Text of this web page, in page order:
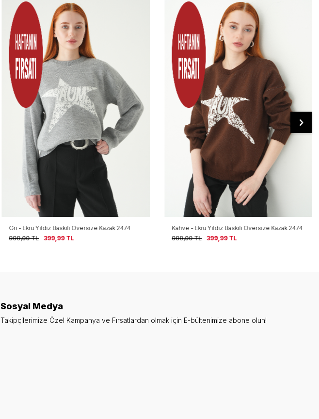
Gri - Ekru Yıldız Baskılı Oversize Kazak 2474
999,00TL 399,99TL
Kahve - Ekru Yıldız Baskılı Oversize Kazak 2474
999,00TL 399,99TL
Sosyal Medya
Takipçilerimize Özel Kampanya ve Fırsatlardan olmak için E-bültenimize abone olun!